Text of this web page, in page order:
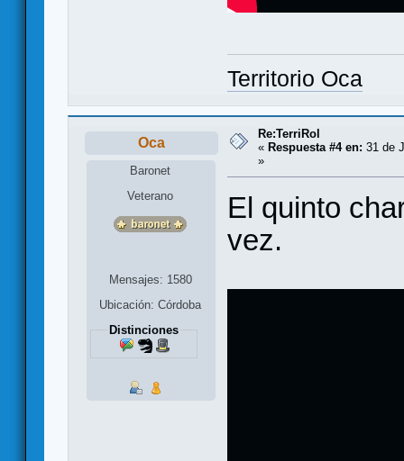
Territorio Oca
Oca
Baronet
Veterano
Mensajes: 1580
Ubicación: Córdoba
Distinciones
Re:TerriRol
« Respuesta #4 en: 31 de
»
El quinto
vez.